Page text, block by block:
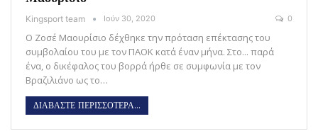
Kingsport team Ιούν 30, 2020 0
Ο Ζοσέ Μαουρίσιο δέχθηκε την πρόταση επέκτασης του
συμβολαίου του με τον ΠΑΟΚ κατά έναν μήνα. Στο... παρά
ένα, ο δικέφαλος του βορρά ήρθε σε συμφωνία με τον
Βραζιλιάνο ως το…
ΔΙΑΒΑΣΤΕ ΠΕΡΙΣΣΟΤΕΡΑ...